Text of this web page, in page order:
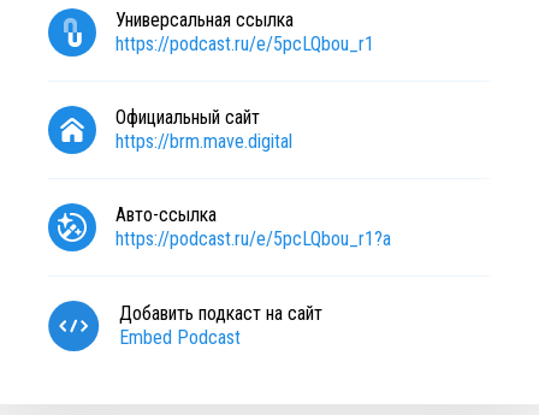
Универсальная ссылка
https://podcast.ru/e/5pcLQbou_r1
Официальный сайт
https://brm.mave.digital
Авто-ссылка
https://podcast.ru/e/5pcLQbou_r1?a
Добавить подкаст на сайт
Embed Podcast